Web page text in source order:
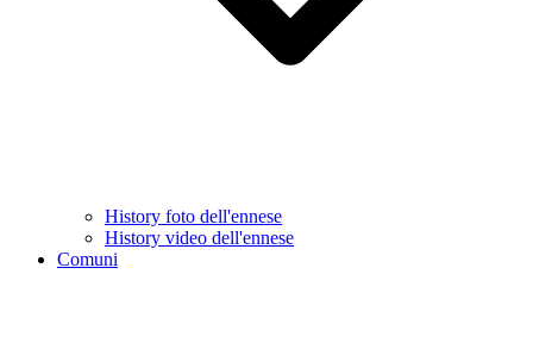
History foto dell'ennese
History video dell'ennese
Comuni